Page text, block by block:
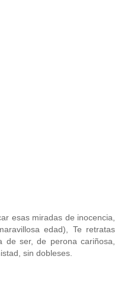
esas miradas de inocencia,
edad), Te retratas
de ser, de perona cariñosa,
sin dobleses.